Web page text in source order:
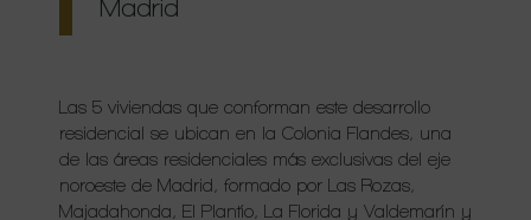
Madrid
Las 5 viviendas que conforman este desarrollo
residencial se ubican en la Colonia Flandes, una
de las áreas residenciales más exclusivas del eje
noroeste de Madrid, formado por Las Rozas,
Majadahonda, El Plantío, La Florida y Valdemarín y